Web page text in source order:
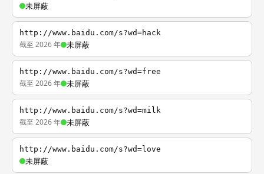
未屏蔽
http://www.baidu.com/s?wd=hack
截至 2026 年 未屏蔽
http://www.baidu.com/s?wd=free
截至 2026 年 未屏蔽
http://www.baidu.com/s?wd=milk
截至 2026 年 未屏蔽
http://www.baidu.com/s?wd=love
未屏蔽